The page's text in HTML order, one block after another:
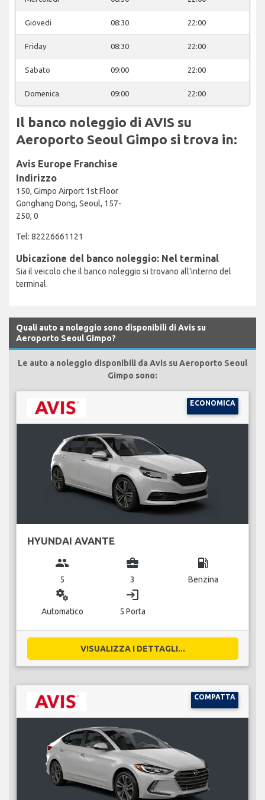
Giovedi 08:30 22:00
Friday 08:30 22:00
Sabato 09:00 22:00
Domenica 09:00 22:00
Il banco noleggio di AVIS su
Aeroporto Seoul Gimpo si trova in:
Avis Europe Franchise
Indirizzo
150, Gimpo Airport 1st Floor
Gonghang Dong, Seoul, 157-
250, 0
Tel: 82226661121
Ubicazione del banco noleggio: Nel terminal
Sia il veicolo che il banco noleggio si trovano all'interno del
terminal.
Quali auto a noleggio sono disponibili di Avis su
Aeroporto Seoul Gimpo?
Le auto a noleggio disponibili da Avis su Aeroporto Seoul
Gimpo sono:
ECONOMICA
HYUNDAI AVANTE
group
5
business_center
3
local_gas_station
Benzina
miscellaneous_services
Automatico
login
5 Porta
VISUALIZZA I DETTAGLI...
COMPATTA